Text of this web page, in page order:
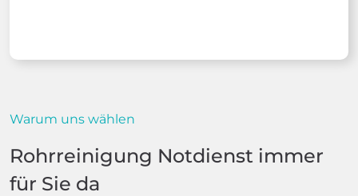
Warum uns wählen
Rohrreinigung Notdienst immer
für Sie da